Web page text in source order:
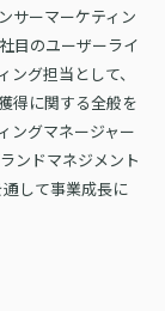
サーマーケティン
目のユーザーライ
グ担当として、
得に関する全般を
ングマネージャー
ンドマネジメント
して事業成長に